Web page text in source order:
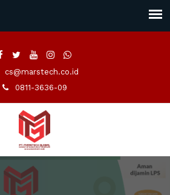
cs@marstech.co.id
0811-3636-09